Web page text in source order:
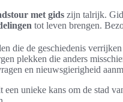
met gids zijn talrijk.
tot leven brengen.
die de geschiedenis verrijken
plekken die anders
en nieuwsgierigheid
een unieke kans om de stad